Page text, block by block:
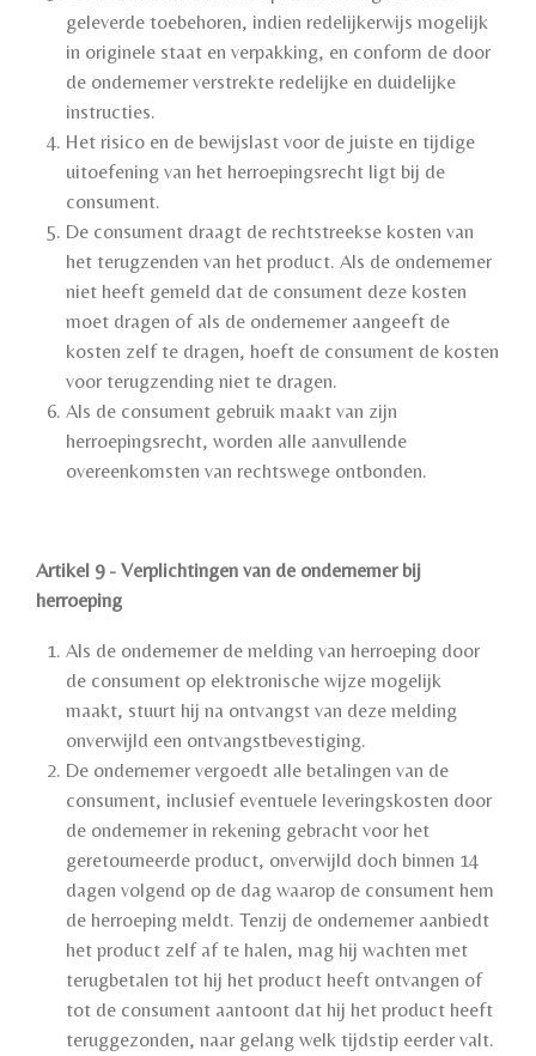
geleverde toebehoren, indien redelijkerwijs mogelijk
in originele staat en verpakking, en conform de door
de ondernemer verstrekte redelijke en duidelijke
instructies.
Het risico en de bewijslast voor de juiste en tijdige
uitoefening van het herroepingsrecht ligt bij de
consument.
De consument draagt de rechtstreekse kosten van
het terugzenden van het product. Als de ondernemer
niet heeft gemeld dat de consument deze kosten
moet dragen of als de ondernemer aangeeft de
kosten zelf te dragen, hoeft de consument de kosten
voor terugzending niet te dragen.
Als de consument gebruik maakt van zijn
herroepingsrecht, worden alle aanvullende
overeenkomsten van rechtswege ontbonden.
Artikel 9 - Verplichtingen van de ondernemer bij
herroeping
Als de ondernemer de melding van herroeping door
de consument op elektronische wijze mogelijk
maakt, stuurt hij na ontvangst van deze melding
onverwijld een ontvangstbevestiging.
De ondernemer vergoedt alle betalingen van de
consument, inclusief eventuele leveringskosten door
de ondernemer in rekening gebracht voor het
geretourneerde product, onverwijld doch binnen 14
dagen volgend op de dag waarop de consument hem
de herroeping meldt. Tenzij de ondernemer aanbiedt
het product zelf af te halen, mag hij wachten met
terugbetalen tot hij het product heeft ontvangen of
tot de consument aantoont dat hij het product heeft
teruggezonden, naar gelang welk tijdstip eerder valt.